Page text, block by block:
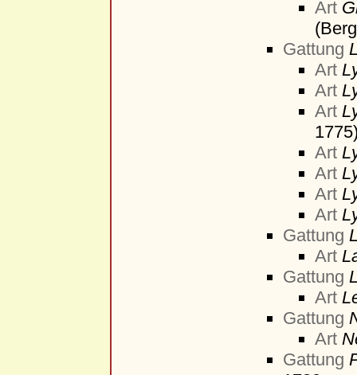
Art
Gattung
Art
Art
Art
Art
Art
Art
Art
Gattung
Art
Gattung
Art
Gattung
Art
Gattung